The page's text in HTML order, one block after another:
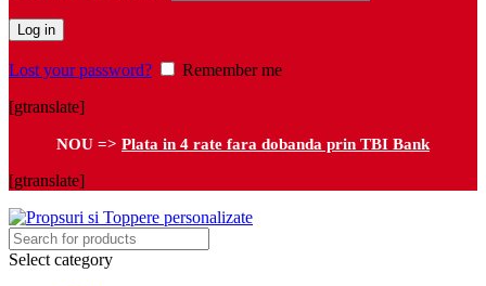
Log in
Lost your password?
Remember me
[gtranslate]
NOU => Plata in 4 rate fara dobanda prin TBI Bank
[gtranslate]
Select category